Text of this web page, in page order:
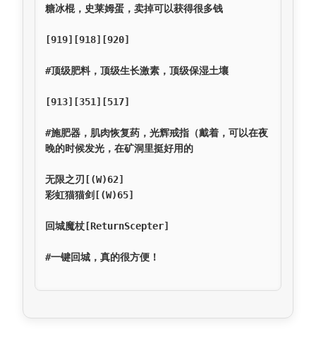
糖冰棍，史莱姆蛋，卖掉可以获得很多钱
[919][918][920]
#顶级肥料，顶级生长激素，顶级保湿土壤
[913][351][517]
#施肥器，肌肉恢复药，光辉戒指（戴着，可以在夜
晚的时候发光，在矿洞里挺好用的
无限之刃[(W)62]
彩虹猫猫剑[(W)65]
回城魔杖[ReturnScepter]
#一键回城，真的很方便！